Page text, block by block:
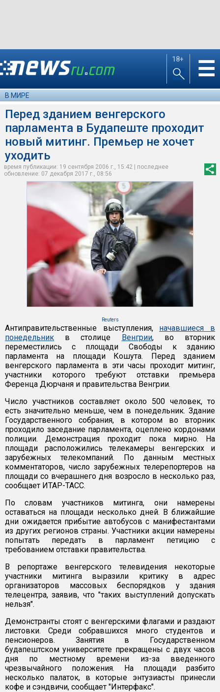
18+ ☰
В МИРЕ
Перед зданием венгерского
парламента в Будапеште проходит
новый митинг. Премьер не хочет
уходить
время публикации: 19 сентября 2006 г., 15:42 | последнее
обновление: 07 декабря 2017 г., 08:56
Reuters
Антиправительственные выступления, начавшиеся в
понедельник в столице Венгрии, во вторник
переместились с площади Свободы к зданию
парламента на площади Кошута. Перед зданием
венгерского парламента в эти часы проходит митинг,
участники которого требуют отставки премьера
Ференца Дюрчаня и правительства Венгрии.
Число участников составляет около 500 человек, то
есть значительно меньше, чем в понедельник. Здание
Государственного собрания, в котором во вторник
проходило заседание парламента, оцеплено кордонами
полиции. Демонстрация проходит пока мирно. На
площади расположились телекамеры венгерских и
зарубежных телекомпаний. По данным местных
комментаторов, число зарубежных телерепортеров на
площади со вчерашнего дня возросло в несколько раз,
сообщает ИТАР-ТАСС.
По словам участников митинга, они намерены
оставаться на площади несколько дней. В ближайшие
дни ожидается прибытие автобусов с манифестантами
из других регионов страны. Участники акции намерены
попытать передать в парламент петицию с
требованием отставки правительства.
В репортаже венгерского телевидения некоторые
участники митинга выразили критику в адрес
организаторов массовых беспорядков у здания
телецентра, заявив, что "таких выступлений допускать
нельзя".
Демонстранты стоят с венгерскими флагами и раздают
листовки. Среди собравшихся много студентов и
пенсионеров. Занятия в Государственном
будапештском университете прекращены с двух часов
дня по местному времени из-за введенного
чрезвычайного положения. На площади разбито
несколько палаток, в которые энтузиасты принесли
кофе и сэндвичи, сообщает "Интерфакс".